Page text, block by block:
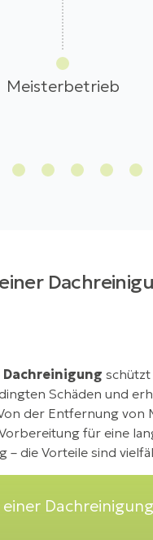
Meisterbetrieb
Dachreinigung schützt
Schäden und
der Entfernung von
für eine
– die Vorteile sind